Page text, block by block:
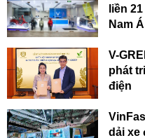
liền
Nam
V-
phát
điện
dải xe